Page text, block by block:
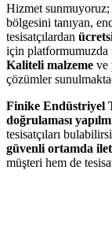
Hizmet sunmuyoruz;
bölgesini tanıyan,
tesisatçılardan
için platformumuzda
Kaliteli malzeme ve
çözümler
Finike Endüstriyel
doğrulaması
tesisatçıları
güvenli ortamda
müşteri hem de